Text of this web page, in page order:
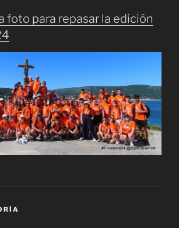
foto para repasar la edición